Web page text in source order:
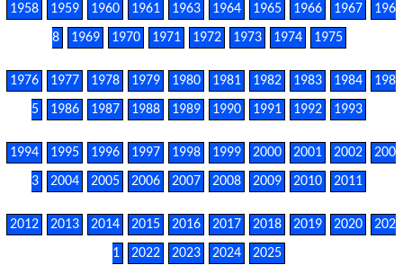
1958 1959 1960 1961 1963 1964 1965 1966 1967
196
8
1969 1970 1971 1972 1973 1974 1975
1976 1977 1978 1979 1980 1981 1982 1983 1984
198
5
1986 1987 1988 1989 1990 1991 1992 1993
1994 1995 1996 1997 1998 1999 2000 2001 2002
200
3
2004 2005 2006 2007 2008 2009 2010 2011
2012 2013 2014 2015 2016 2017 2018 2019 2020
202
1
2022 2023 2024 2025